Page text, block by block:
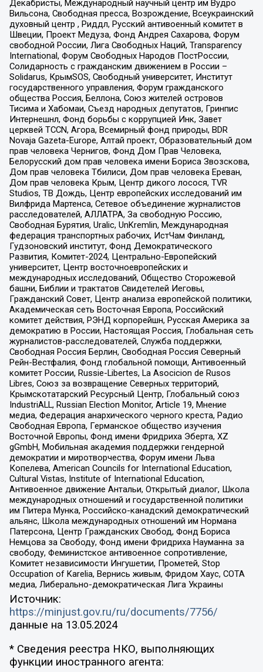
Декабристы, Международный научный центр им Вудро
Вильсона, Свободная пресса, Возрождение, Всеукраинский
духовный центр , Риддл, Русский антивоенный комитет в
Швеции, Проект Медуза, Фонд Андрея Сахарова, Форум
свободной России, Лига Свободных Наций, Transparеncy
International, Форум Свободных Народов ПостРоссии,
Солидарность с гражданским движением в России –
Solidarus, КрымSOS, Свободный университет, Институт
государственного управления, Форум гражданского
общества Россия, Беллона, Союз жителей островов
Тисима и Хабомаи, Съезд народных депутатов, Гринпис
Интернешнл, Фонд борьбы с коррупцией Инк, Завет
церквей TCCN, Агора, Всемирный фонд природы, BDR
Novaja Gazeta-Europe, Алтай проект, Образовательный дом
прав человека Чернигов, Фонд Дом Прав Человека,
Белорусский дом прав человека имени Бориса Звозскова,
Дом прав человека Тбилиси, Дом прав человека Ереван,
Дом прав человека Крым, Центр дикого лосося, TVR
Studios, ТВ Дождь, Центр европейских исследований им
Вилфрида Мартенса, Сетевое объединение журналистов
расследователей, АЛЛАТРА, За свободную Россию,
Свободная Бурятия, Uralic, UnKremlin, Международная
федерация транспортных рабочих, ИстЧам Финланд,
Гудзоновский институт, Фонд Демократического
Развития, Комитет-2024, Центрально-Европейский
университет, Центр восточноевропейских и
международных исследований, Общество Сторожевой
башни, Библии и трактатов Свидетелей Иеговы,
Гражданский Совет, Центр анализа европейской политики,
Академическая сеть Восточная Европа, Российский
комитет действия, РЭНД корпорейшн, Русская Америка за
демократию в России, Настоящая Россия, Глобальная сеть
журналистов-расследователей, Служба поддержки,
Свободная Россия Берлин, Свободная Россия Северный
Рейн-Вестфалия, Фонд глобальной помощи, Антивоенный
комитет России, Russie-Libertes, La Asocicion de Rusos
Libres, Союз за возвращение Северных территорий,
Крымскотатарский Ресурсный Центр, Глобальный союз
IndustriALL, Russian Election Monitor, Article 19, Мнение
медиа, Федерация анархического черного креста, Радио
Свободная Европа, Германское общество изучения
Восточной Европы, Фонд имени Фридриха Эберта, XZ
gGmbH, Мобильная академия поддержки гендерной
демократии и миротворчества, Форум имени Льва
Копелева, American Councils for International Education,
Cultural Vistas, Institute of International Education,
Антивоенное движение Антальи, Открытый диалог, Школа
международных отношений и государственной политики
им Питера Мунка, Российско-канадский демократический
альянс, Школа международных отношений им Нормана
Патерсона, Центр Гражданских Свобод, Фонд Бориса
Немцова за Свободу, Фонд имени Фридриха Науманна за
свободу, Феминистское антивоенное сопротивление,
Комитет независимости Ингушетии, Прометей, Stop
Occupation of Karelia, Вернись живым, Фридом Хаус, СОТА
медиа, Либерально-демократическая Лига Украины
Источник:
https://minjust.gov.ru/ru/documents/7756/
данные на 13.05.2024
* Сведения реестра НКО, выполняющих
функции иностранного агента: